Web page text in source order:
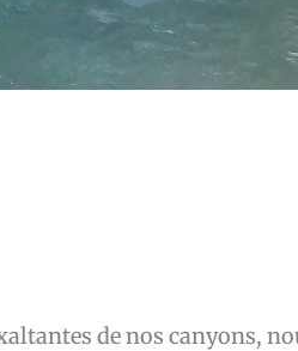
de nos canyons,